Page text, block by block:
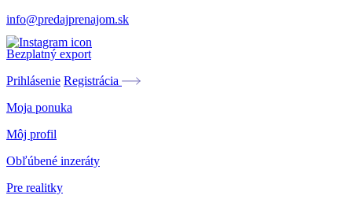
info@predajprenajom.sk
Bezplatný export
Prihlásenie Registrácia
Moja ponuka
Môj profil
Obľúbené inzeráty
Pre realitky